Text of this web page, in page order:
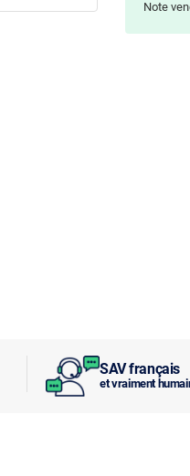
SAV français
et vraiment
Note